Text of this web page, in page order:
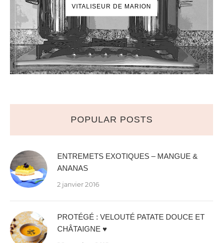
VITALISEUR DE MARION
POPULAR POSTS
ENTREMETS EXOTIQUES – MANGUE &
ANANAS
2 janvier 2016
PROTÉGÉ : VELOUTÉ PATATE DOUCE ET
CHÂTAIGNE ♥